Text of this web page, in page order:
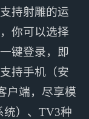
持射雕的运
你可以选择
键登录，即
持手机（安
户端，尽享模
统）、TV3种